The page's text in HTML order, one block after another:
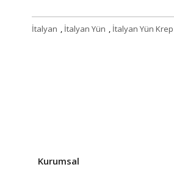
İtalyan , İtalyan Yün , İtalyan Yün Krep
Kurumsal